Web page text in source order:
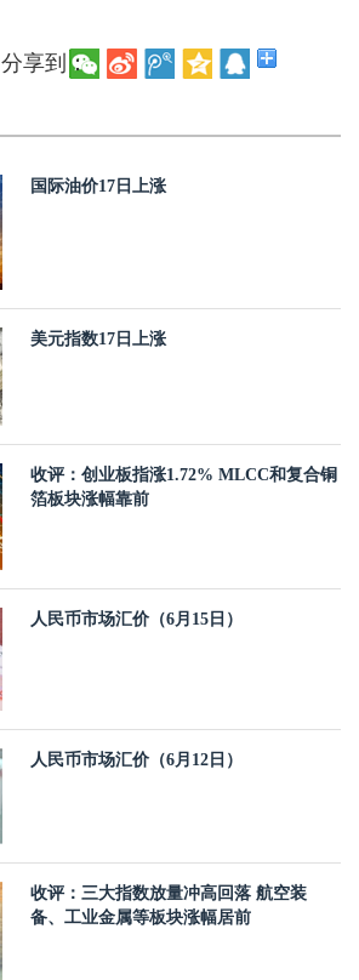
分享到：
国际油价17日上涨
美元指数17日上涨
收评：创业板指涨1.72% MLCC和复合铜
箔板块涨幅靠前
人民币市场汇价（6月15日）
人民币市场汇价（6月12日）
收评：三大指数放量冲高回落 航空装
备、工业金属等板块涨幅居前